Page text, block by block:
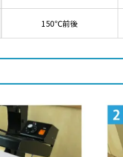
150℃前後